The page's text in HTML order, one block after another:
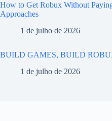
How to Get Robux Without
Approaches
1 de julho de 2026
BUILD GAMES, BUILD
1 de julho de 2026